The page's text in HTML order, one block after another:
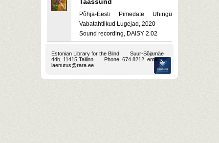
Põhja-Eesti Pimedate Ühingu
Vabatahtlikud Lugejad, 2020
Sound recording, DAISY 2.02
Estonian Library for the Blind
Suur-Sõjamäe
44b, 11415 Tallinn
Phone: 674 8212, email:
laenutus@rara.ee